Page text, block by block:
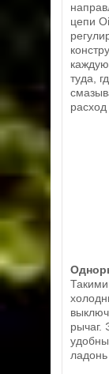
цепи
туда,
рычаг.
ладонь